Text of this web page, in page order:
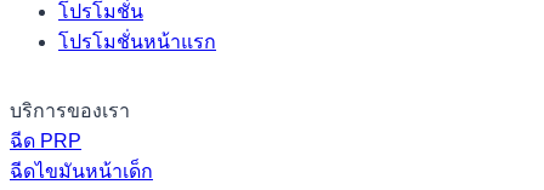
โปรโมชั่น
โปรโมชั่นหน้าแรก
บริการของเรา
ฉีด PRP
ฉีดไขมันหน้าเด็ก